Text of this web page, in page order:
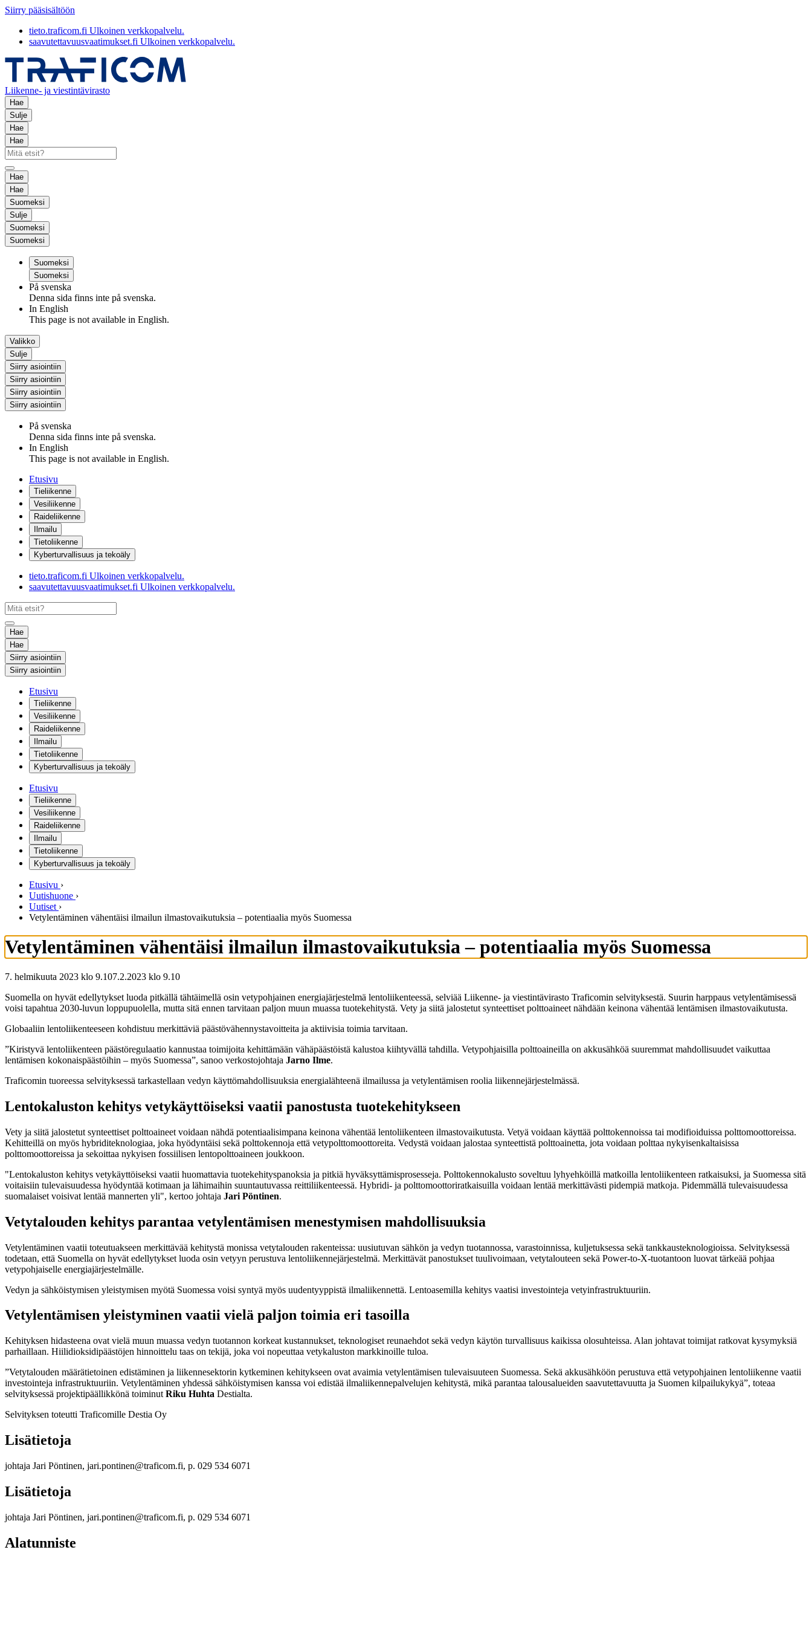
Siirry pääsisältöön
tieto.traficom.fi Ulkoinen verkkopalvelu.
saavutettavuusvaatimukset.fi Ulkoinen verkkopalvelu.
Liikenne- ja viestintävirasto
Hae
Sulje
Hae
Hae
Hae
Hae
Suomeksi
Sulje
Suomeksi
Suomeksi
Suomeksi
Suomeksi
På svenska
Denna sida finns inte på svenska.
In English
This page is not available in English.
Valikko
Sulje
Siirry asiointiin
Siirry asiointiin
Siirry asiointiin
Siirry asiointiin
På svenska
Denna sida finns inte på svenska.
In English
This page is not available in English.
Etusivu
Tieliikenne
Vesiliikenne
Raideliikenne
Ilmailu
Tietoliikenne
Kyberturvallisuus ja tekoäly
tieto.traficom.fi Ulkoinen verkkopalvelu.
saavutettavuusvaatimukset.fi Ulkoinen verkkopalvelu.
Hae
Hae
Siirry asiointiin
Siirry asiointiin
Etusivu
Tieliikenne
Vesiliikenne
Raideliikenne
Ilmailu
Tietoliikenne
Kyberturvallisuus ja tekoäly
Etusivu
Tieliikenne
Vesiliikenne
Raideliikenne
Ilmailu
Tietoliikenne
Kyberturvallisuus ja tekoäly
Etusivu ›
Uutishuone ›
Uutiset ›
Vetylentäminen vähentäisi ilmailun ilmastovaikutuksia – potentiaalia myös Suomessa
Vetylentäminen vähentäisi ilmailun ilmastovaikutuksia – potentiaalia myös Suomessa
7. helmikuuta 2023 klo 9.107.2.2023 klo 9.10
Suomella on hyvät edellytykset luoda pitkällä tähtäimellä osin vetypohjainen energiajärjestelmä lentoliikenteessä, selviää Liikenne- ja viestintävirasto Traficomin selvityksestä. Suurin harppaus vetylentämisessä
voisi tapahtua 2030-luvun loppupuolella, mutta sitä ennen tarvitaan paljon muun muassa tuotekehitystä. Vety ja siitä jalostetut synteettiset polttoaineet nähdään keinona vähentää lentämisen ilmastovaikutusta.
Globaaliin lentoliikenteeseen kohdistuu merkittäviä päästövähennystavoitteita ja aktiivisia toimia tarvitaan.
”Kiristyvä lentoliikenteen päästöregulaatio kannustaa toimijoita kehittämään vähäpäästöistä kalustoa kiihtyvällä tahdilla. Vetypohjaisilla polttoaineilla on akkusähköä suuremmat mahdollisuudet vaikuttaa
lentämisen kokonaispäästöihin – myös Suomessa”, sanoo verkostojohtaja Jarno Ilme.
Traficomin tuoreessa selvityksessä tarkastellaan vedyn käyttömahdollisuuksia energialähteenä ilmailussa ja vetylentämisen roolia liikennejärjestelmässä.
Lentokaluston kehitys vetykäyttöiseksi vaatii panostusta tuotekehitykseen
Vety ja siitä jalostetut synteettiset polttoaineet voidaan nähdä potentiaalisimpana keinona vähentää lentoliikenteen ilmastovaikutusta. Vetyä voidaan käyttää polttokennoissa tai modifioiduissa polttomoottoreissa.
Kehitteillä on myös hybriditeknologiaa, joka hyödyntäisi sekä polttokennoja että vetypolttomoottoreita. Vedystä voidaan jalostaa synteettistä polttoainetta, jota voidaan polttaa nykyisenkaltaisissa
polttomoottoreissa ja sekoittaa nykyisen fossiilisen lentopolttoaineen joukkoon.
"Lentokaluston kehitys vetykäyttöiseksi vaatii huomattavia tuotekehityspanoksia ja pitkiä hyväksyttämisprosesseja. Polttokennokalusto soveltuu lyhyehköillä matkoilla lentoliikenteen ratkaisuksi, ja Suomessa sitä
voitaisiin tulevaisuudessa hyödyntää kotimaan ja lähimaihin suuntautuvassa reittiliikenteessä. Hybridi- ja polttomoottoriratkaisuilla voidaan lentää merkittävästi pidempiä matkoja. Pidemmällä tulevaisuudessa
suomalaiset voisivat lentää mannerten yli", kertoo johtaja Jari Pöntinen.
Vetytalouden kehitys parantaa vetylentämisen menestymisen mahdollisuuksia
Vetylentäminen vaatii toteutuakseen merkittävää kehitystä monissa vetytalouden rakenteissa: uusiutuvan sähkön ja vedyn tuotannossa, varastoinnissa, kuljetuksessa sekä tankkausteknologioissa. Selvityksessä
todetaan, että Suomella on hyvät edellytykset luoda osin vetyyn perustuva lentoliikennejärjestelmä. Merkittävät panostukset tuulivoimaan, vetytalouteen sekä Power-to-X-tuotantoon luovat tärkeää pohjaa
vetypohjaiselle energiajärjestelmälle.
Vedyn ja sähköistymisen yleistymisen myötä Suomessa voisi syntyä myös uudentyyppistä ilmaliikennettä. Lentoasemilla kehitys vaatisi investointeja vetyinfrastruktuuriin.
Vetylentämisen yleistyminen vaatii vielä paljon toimia eri tasoilla
Kehityksen hidasteena ovat vielä muun muassa vedyn tuotannon korkeat kustannukset, teknologiset reunaehdot sekä vedyn käytön turvallisuus kaikissa olosuhteissa. Alan johtavat toimijat ratkovat kysymyksiä
parhaillaan. Hiilidioksidipäästöjen hinnoittelu taas on tekijä, joka voi nopeuttaa vetykaluston markkinoille tuloa.
”Vetytalouden määrätietoinen edistäminen ja liikennesektorin kytkeminen kehitykseen ovat avaimia vetylentämisen tulevaisuuteen Suomessa. Sekä akkusähköön perustuva että vetypohjainen lentoliikenne vaatii
investointeja infrastruktuuriin. Vetylentäminen yhdessä sähköistymisen kanssa voi edistää ilmaliikennepalvelujen kehitystä, mikä parantaa talousalueiden saavutettavuutta ja Suomen kilpailukykyä”, toteaa
selvityksessä projektipäällikkönä toiminut Riku Huhta Destialta.
Selvityksen toteutti Traficomille Destia Oy
Lisätietoja
johtaja Jari Pöntinen, jari.pontinen@traficom.fi, p. 029 534 6071
Lisätietoja
johtaja Jari Pöntinen, jari.pontinen@traficom.fi, p. 029 534 6071
Alatunniste